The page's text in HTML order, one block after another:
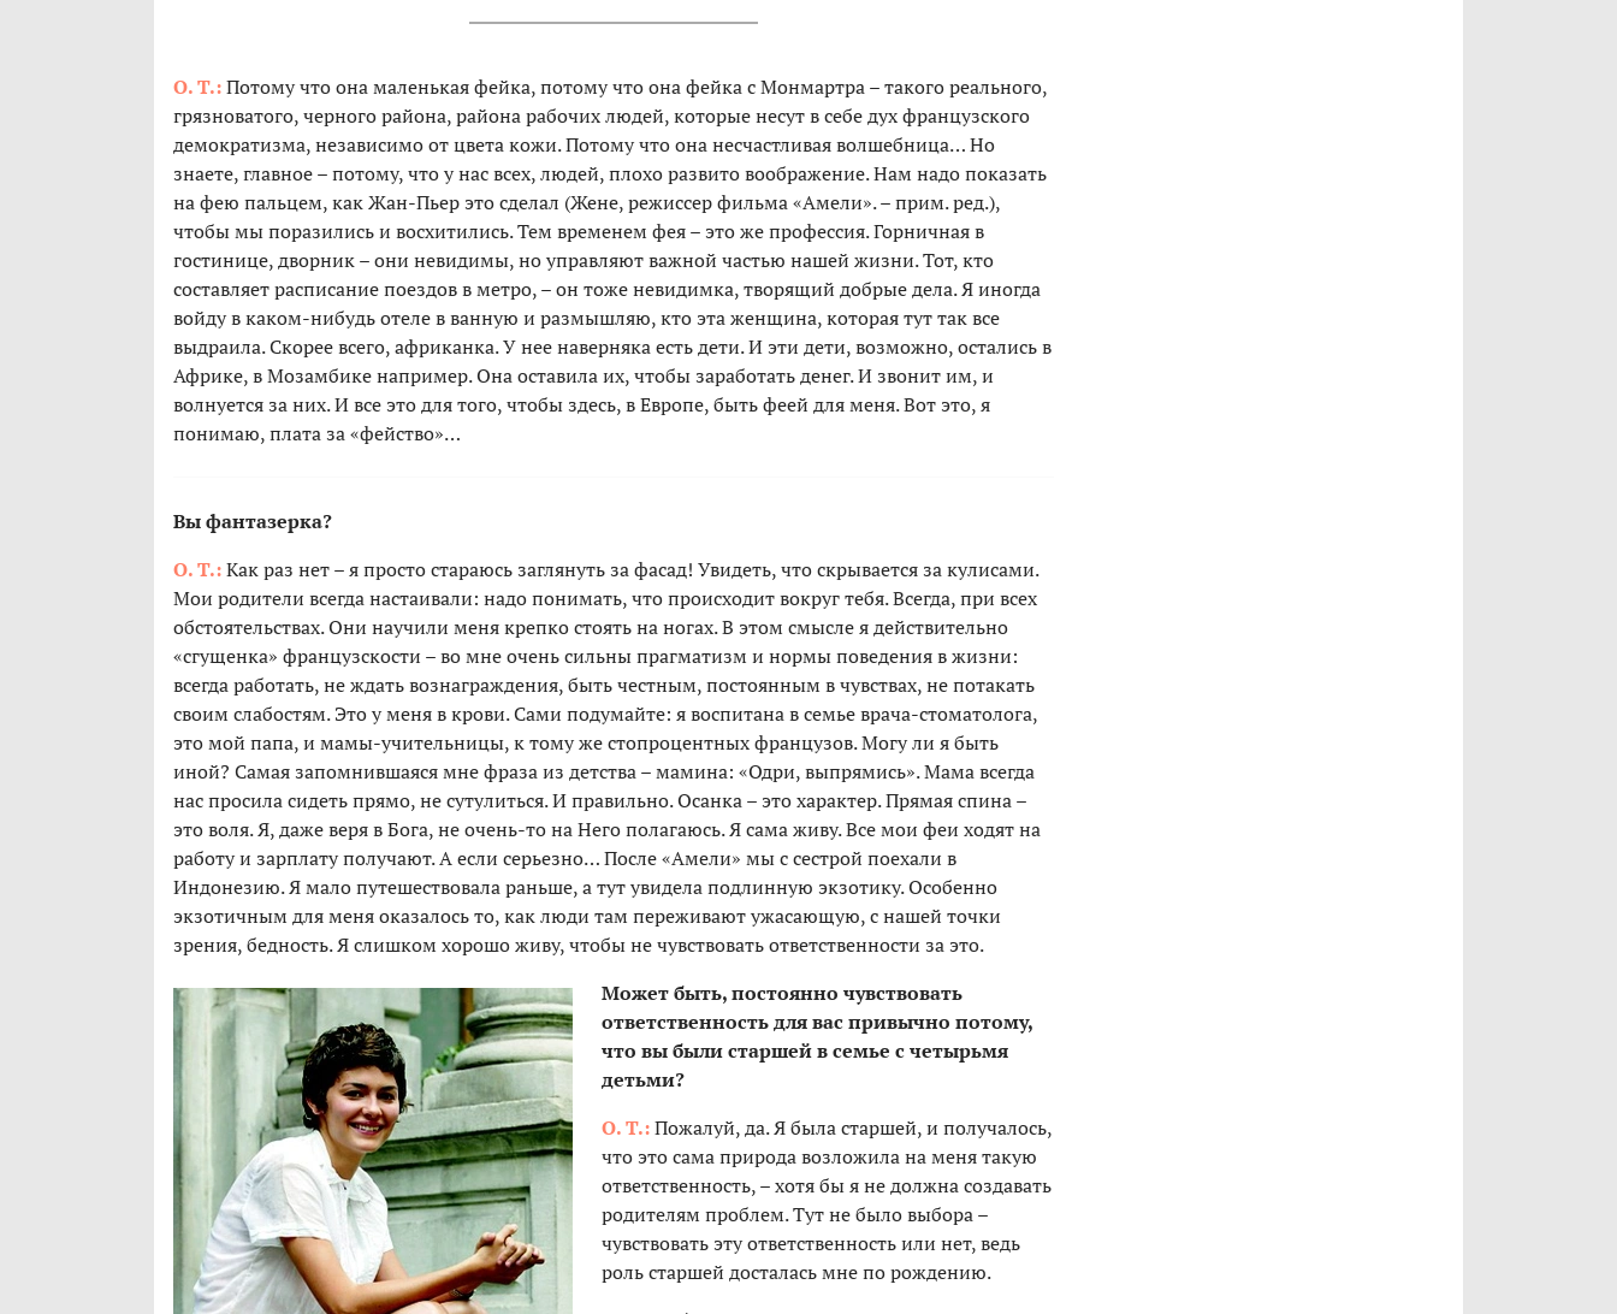
О. Т.:Потому что она маленькая фейка, потому что она фейка с Монмартра – такого реального,
грязноватого, черного района, района рабочих людей, которые несут в себе дух французского
демократизма, независимо от цвета кожи. Потому что она несчастливая волшебница… Но
знаете, главное – потому, что у нас всех, людей, плохо развито воображение. Нам надо показать
на фею пальцем, как Жан-Пьер это сделал (Жене, режиссер фильма «Амели». – прим. ред.),
чтобы мы поразились и восхитились. Тем временем фея – это же профессия. Горничная в
гостинице, дворник – они невидимы, но управляют важной частью нашей жизни. Тот, кто
составляет расписание поездов в метро, – он тоже невидимка, творящий добрые дела. Я иногда
войду в каком-нибудь отеле в ванную и размышляю, кто эта женщина, которая тут так все
выдраила. Скорее всего, африканка. У нее наверняка есть дети. И эти дети, возможно, остались в
Африке, в Мозамбике например. Она оставила их, чтобы заработать денег. И звонит им, и
волнуется за них. И все это для того, чтобы здесь, в Европе, быть феей для меня. Вот это, я
понимаю, плата за «фейство»…
Вы фантазерка?
О. Т.:Как раз нет – я просто стараюсь заглянуть за фасад! Увидеть, что скрывается за кулисами.
Мои родители всегда настаивали: надо понимать, что происходит вокруг тебя. Всегда, при всех
обстоятельствах. Они научили меня крепко стоять на ногах. В этом смысле я действительно
«сгущенка» французскости – во мне очень сильны прагматизм и нормы поведения в жизни:
всегда работать, не ждать вознаграждения, быть честным, постоянным в чувствах, не потакать
своим слабостям. Это у меня в крови. Сами подумайте: я воспитана в семье врача-стоматолога,
это мой папа, и мамы-учительницы, к тому же стопроцентных французов. Могу ли я быть
иной? Самая запомнившаяся мне фраза из детства – мамина: «Одри, выпрямись». Мама всегда
нас просила сидеть прямо, не сутулиться. И правильно. Осанка – это характер. Прямая спина –
это воля. Я, даже веря в Бога, не очень-то на Него полагаюсь. Я сама живу. Все мои феи ходят на
работу и зарплату получают. А если серьезно… После «Амели» мы с сестрой поехали в
Индонезию. Я мало путешествовала раньше, а тут увидела подлинную экзотику. Особенно
экзотичным для меня оказалось то, как люди там переживают ужасающую, с нашей точки
зрения, бедность. Я слишком хорошо живу, чтобы не чувствовать ответственности за это.
Может быть, постоянно чувствовать
ответственность для вас привычно потому,
что вы были старшей в семье с четырьмя
детьми?
О. Т.:Пожалуй, да. Я была старшей, и получалось,
что это сама природа возложила на меня такую
ответственность, – хотя бы я не должна создавать
родителям проблем. Тут не было выбора –
чувствовать эту ответственность или нет, ведь
роль старшей досталась мне по рождению.